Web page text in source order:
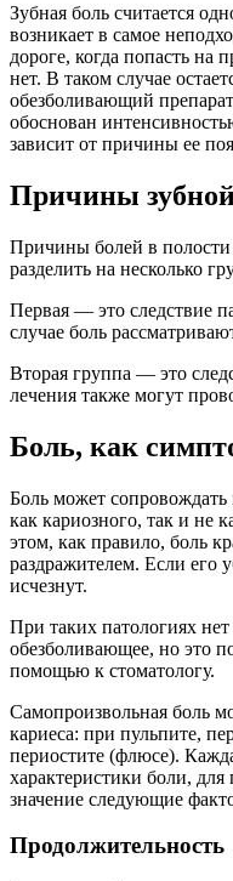
Зубная боль считается
возникает в самое
дороге, когда попасть на
нет. В таком случае
обезболивающий
обоснован
зависит от причины ее
Причины
Причины болей в
разделить на несколько
Первая — это следствие
случае боль
Вторая группа — это
лечения также могут
Боль, как
Боль может
как кариозного, так и не
этом, как правило, боль
раздражителем. Если
исчезнут.
При таких патологиях
обезболивающее, но это
помощью к стоматологу.
Самопроизвольная боль
кариеса: при пульпите,
периостите (флюсе).
характеристики боли,
значение следующие
Продолжительность